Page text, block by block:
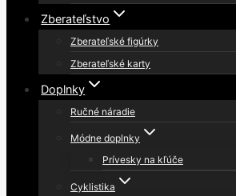
Zberateľstvo
Zberateľské figúrky
Zberateľské karty
Doplnky
Ručné náradie
Módne doplnky
Prívesky na kľúče
Cyklistika